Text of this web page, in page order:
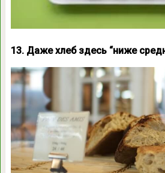
13. Даже хлеб здесь “ниже